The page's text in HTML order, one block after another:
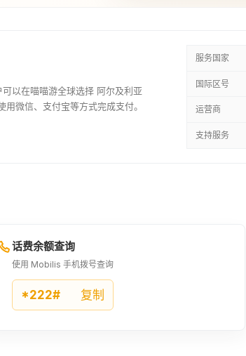
以在喵喵游全球选择 阿尔及利亚
微信、支付宝等方式完成支付。
服务国家
国际区号
运营商
支持服务
话费余额查询
使用 Mobilis 手机拨号查询
*222# 复制